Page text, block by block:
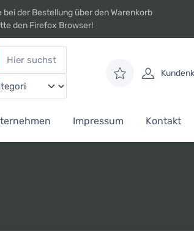
bei der Bestellung über den Warenkorb
den Firefox Browser!
Impressum Kontakt